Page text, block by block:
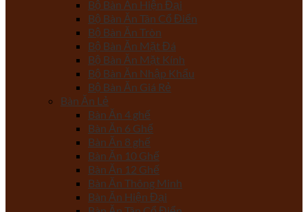
Bộ Bàn Ăn Hiện Đại
Bộ Bàn Ăn Tân Cổ Điển
Bộ Bàn Ăn Tròn
Bộ Bàn Ăn Mặt Đá
Bộ Bàn Ăn Mặt Kính
Bộ Bàn Ăn Nhập Khẩu
Bộ Bàn Ăn Giá Rẻ
Bàn Ăn Lẻ
Bàn Ăn 4 ghế
Bàn Ăn 6 Ghế
Bàn Ăn 8 ghế
Bàn Ăn 10 Ghế
Bàn Ăn 12 Ghế
Bàn Ăn Thông Minh
Bàn Ăn Hiện Đại